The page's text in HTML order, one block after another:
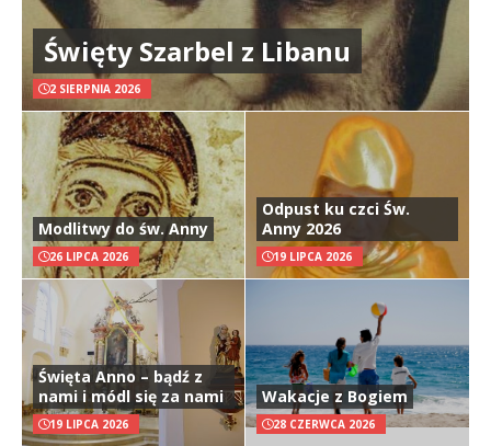
Święty Szarbel z Libanu
2 SIERPNIA 2026
Modlitwy do św. Anny
26 LIPCA 2026
Odpust ku czci Św.
Anny 2026
19 LIPCA 2026
Święta Anno – bądź z
nami i módl się za nami
19 LIPCA 2026
Wakacje z Bogiem
28 CZERWCA 2026